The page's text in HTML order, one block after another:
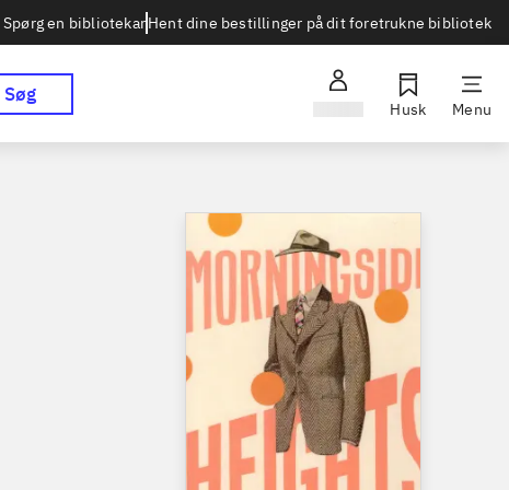
Spørg en bibliotekarHent dine bestillinger på dit foretrukne bibliotek
Søg
Husk Menu